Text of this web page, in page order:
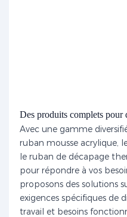
Des produits complets pour
Avec une gamme
ruban mousse acrylique,
le ruban de décapage
pour répondre à vos
proposons des solutions
exigences spécifiques de
travail et besoins